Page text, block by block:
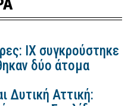
ΙΧ συγκρούστηκε
δύο άτομα
Δυτική Αττική: